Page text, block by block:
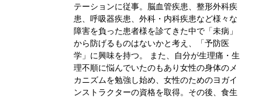
テーションに従事。脳血管疾患、整形外科疾
患、呼吸器疾患、外科・内科疾患など様々な
障害を負った患者様を診てきた中で「未病」
から防げるものはないかと考え、「予防医
学」に興味を持つ。 また、自分が生理痛・生
理不順に悩んでいたのもあり女性の身体のメ
カニズムを勉強し始め、女性のためのヨガイ
ンストラクターの資格を取得。その後、食生